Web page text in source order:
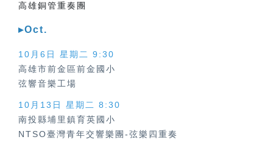
高雄銅管重奏團
▸Oct.
10月6日 星期二 9:30
高雄市前金區前金國小
弦響音樂工場
10月13日 星期二 8:30
南投縣埔里鎮育英國小
NTSO臺灣青年交響樂團-弦樂四重奏